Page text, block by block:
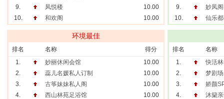
9.
凤悦楼
10.00
10.
和欢阁 10.00
9.
妙凤阁
10.
仙乐
环境最佳
排名 名称
得分
1.
妙丽休闲会馆
10.00
2.
蕊儿名媛私人订制
10.00
3.
古筝妹妹私人阁
10.00
4.
西山林苑足浴馆
10.00
排名
名称
1.
快活
2.
梦剧场
3.
娇颜
4.
沐籣